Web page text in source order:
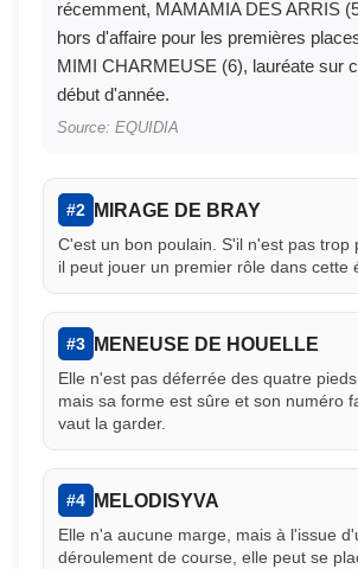
récemment, MAMAMIA DES ARRIS
hors d'affaire pour les premières
MIMI CHARMEUSE (6), lauréate sur
début d'année.
Source: EQUIDIA
#2 MIRAGE DE BRAY
C'est un bon poulain. S'il n'est pas trop
il peut jouer un premier rôle dans cette
#3 MENEUSE DE HOUELLE
Elle n'est pas déferrée des quatre pieds
mais sa forme est sûre et son numéro
vaut la garder.
#4 MELODISYVA
Elle n'a aucune marge, mais à l'issue
déroulement de course, elle peut se